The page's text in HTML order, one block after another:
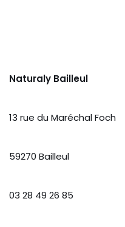
Naturaly Bailleul
13 rue du Maréchal Foch
59270 Bailleul
03 28 49 26 85